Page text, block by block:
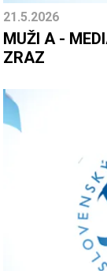
21.5.2026
MUŽI A -
ZRAZ